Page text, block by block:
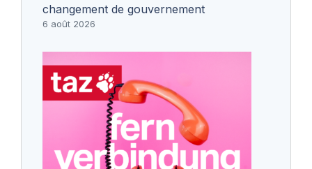
changement de gouvernement
6 août 2026